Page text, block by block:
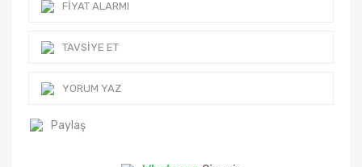
FIYAT ALARMI
TAVSIYE ET
YORUM YAZ
Paylaş